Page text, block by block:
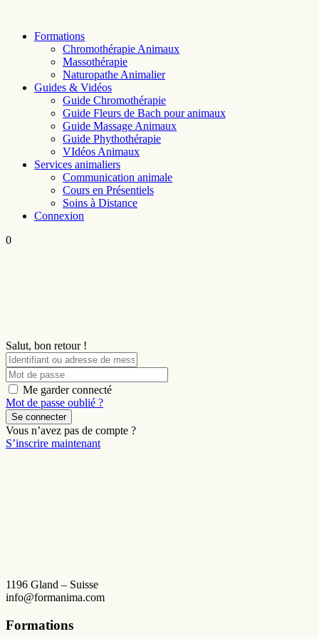
contentFormations
Chromothérapie Animaux
Massothérapie
Naturopathe Animalier
Guides & Vidéos
Guide Chromothérapie
Guide Fleurs de Bach pour animaux
Guide Massage Animaux
Guide Phythothérapie
VIdéos Animaux
Services animaliers
Communication animale
Cours en Présentiels
Soins à Distance
Connexion
0
Salut, bon retour !
Me garder connecté
Mot de passe oublié ?
Se connecter
Vous n’avez pas de compte ?
S’inscrire maintenant
1196 Gland – Suisse
info@formanima.com
Formations